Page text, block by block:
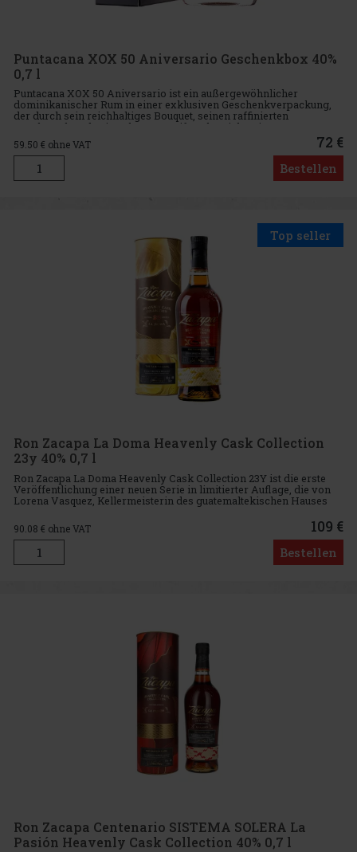
Puntacana XOX 50 Aniversario Geschenkbox 40%
0,7 l
Puntacana XOX 50 Aniversario ist ein außergewöhnlicher
dominikanischer Rum in einer exklusiven Geschenkverpackung,
der durch sein reichhaltiges Bouquet, seinen raffinierten
Geschmack und seine elegante Reifung besticht. Diese
Sonderedition wurde zu E
59.50 € ohne VAT 72 €
Bestellen
Top seller
Ron Zacapa La Doma Heavenly Cask Collection
23y 40% 0,7 l
Ron Zacapa La Doma Heavenly Cask Collection 23Y ist die erste
Veröffentlichung einer neuen Serie in limitierter Auflage, die von
Lorena Vasquez, Kellermeisterin des guatemaltekischen Hauses
Zacapa, kreiert und konzipiert wurde. Ron Zacapa La Doma Hea
90.08 € ohne VAT 109 €
Bestellen
Ron Zacapa Centenario SISTEMA SOLERA La
Pasión Heavenly Cask Collection 40% 0,7 l